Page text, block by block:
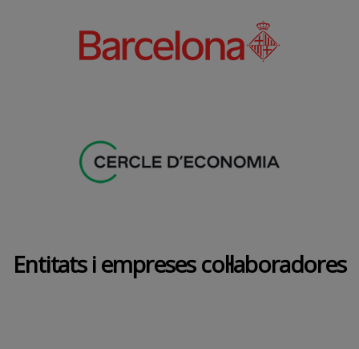
Entitats i empreses col·laboradores